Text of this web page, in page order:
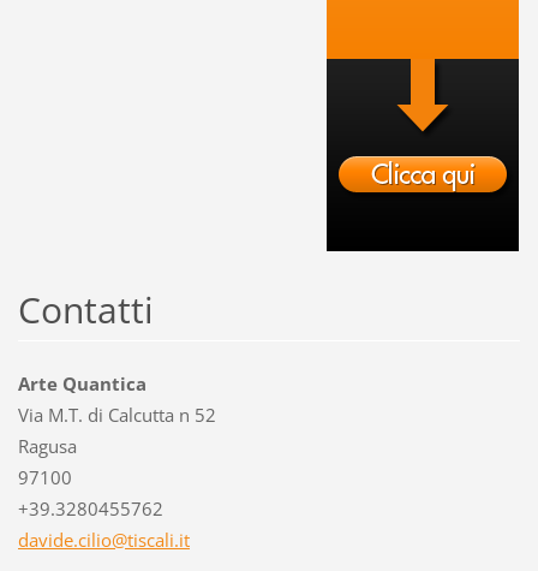
Contatti
Arte Quantica
Via M.T. di Calcutta n 52
Ragusa
97100
+39.3280455762
davide.cilio@tiscali.it